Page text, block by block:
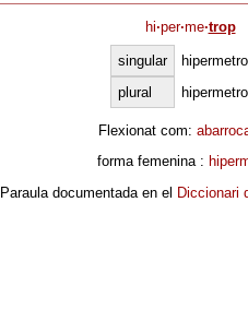
hi·per·me·trop
singular
plural
Flexionat com:
forma femenina :
Paraula documentada en el Diccionari